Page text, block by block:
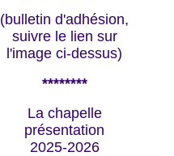
(bulletin d'adhésion,
suivre le lien sur
l'image ci-dessus)
********
La chapelle
présentation
2025-2026